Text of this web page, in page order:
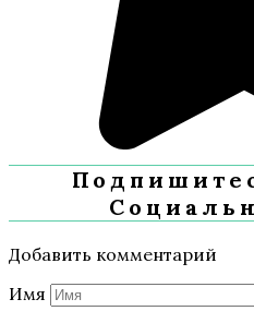
Добавить комментарий
Имя